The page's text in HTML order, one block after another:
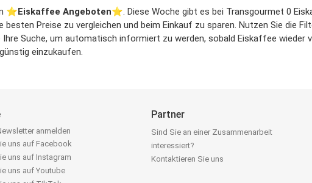
⭐️Eiskaffee Angeboten⭐️. Diese Woche gibt es bei Transgourmet 0
Preise zu vergleichen und beim Einkauf zu sparen. Nutzen Sie die
Suche, um automatisch informiert zu werden, sobald Eiskaffee
einzukaufen.
anmelden
uns auf Facebook
uns auf Instagram
uns auf Youtube
Partner
Sind Sie an einer Zusammenarbeit
interessiert?
Kontaktieren Sie uns